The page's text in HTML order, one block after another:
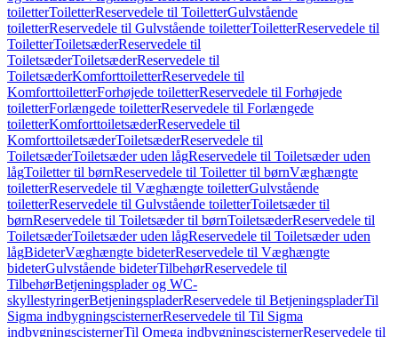
toiletterToiletterReservedele til ToiletterGulvstående
toiletterReservedele til Gulvstående toiletterToiletterReservedele til
ToiletterToiletsæderReservedele til
ToiletsæderToiletsæderReservedele til
ToiletsæderKomforttoiletterReservedele til
KomforttoiletterForhøjede toiletterReservedele til Forhøjede
toiletterForlængede toiletterReservedele til Forlængede
toiletterKomforttoiletsæderReservedele til
KomforttoiletsæderToiletsæderReservedele til
ToiletsæderToiletsæder uden lågReservedele til Toiletsæder uden
lågToiletter til børnReservedele til Toiletter til børnVæghængte
toiletterReservedele til Væghængte toiletterGulvstående
toiletterReservedele til Gulvstående toiletterToiletsæder til
børnReservedele til Toiletsæder til børnToiletsæderReservedele til
ToiletsæderToiletsæder uden lågReservedele til Toiletsæder uden
lågBideterVæghængte bideterReservedele til Væghængte
bideterGulvstående bideterTilbehørReservedele til
TilbehørBetjeningsplader og WC-
skyllestyringerBetjeningspladerReservedele til BetjeningspladerTil
Sigma indbygningscisternerReservedele til Til Sigma
indbygningscisternerTil Omega indbygningscisternerReservedele til